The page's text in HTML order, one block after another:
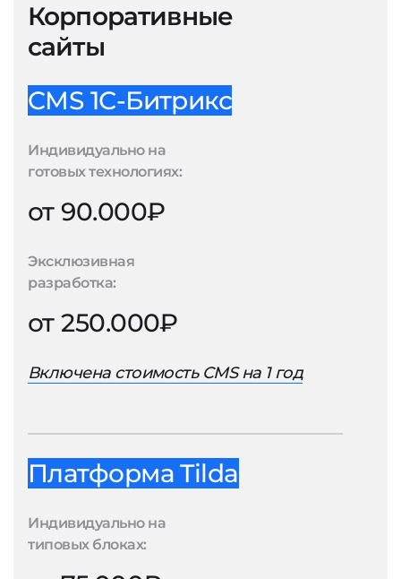
Корпоративные
сайты
CMS 1С-Битрикс
Индивидуально на
готовых технологиях:
от 90.000₽
Эксклюзивная
разработка:
от 250.000₽
Включена стоимость CMS на 1 год
Платформа Tilda
Индивидуально на
типовых блоках: